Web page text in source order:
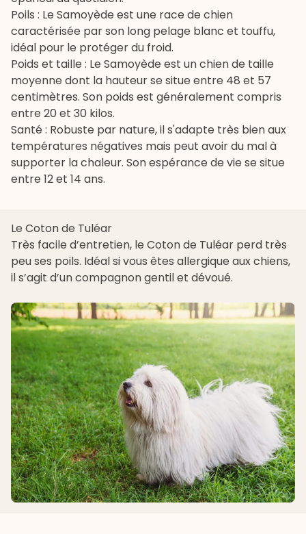
Poils : Le Samoyède est une race de chien
caractérisée par son long pelage blanc et touffu,
idéal pour le protéger du froid.
Poids et taille : Le Samoyède est un chien de taille
moyenne dont la hauteur se situe entre 48 et 57
centimètres. Son poids est généralement compris
entre 20 et 30 kilos.
Santé : Robuste par nature, il s'adapte très bien aux
températures négatives mais peut avoir du mal à
supporter la chaleur. Son espérance de vie se situe
entre 12 et 14 ans.
Le Coton de Tuléar
Très facile d’entretien, le Coton de Tuléar perd très
peu ses poils. Idéal si vous êtes allergique aux chiens,
il s’agit d’un compagnon gentil et dévoué.